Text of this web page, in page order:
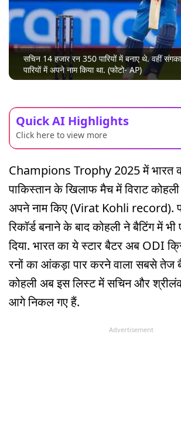
सचिन 14 हजार रन 350 पारियों में बनाए थे. वहीं
पारियों में अपने नाम किया था. (फोटो- AP)
Quick AI Highlights
Click here to view more
Champions Trophy 2025 में भारत
पाकिस्तान के खिलाफ मैच में विराट कोहली
अपने नाम किए (Virat Kohli record).
रिकॉर्ड बनाने के बाद कोहली ने बैटिंग में भी
दिया. भारत का ये स्टार बैटर अब ODI
रनों का आंकड़ा पार करने वाला सबसे तेज
कोहली अब इस लिस्ट में सचिन और
आगे निकल गए हैं.
Advertisement